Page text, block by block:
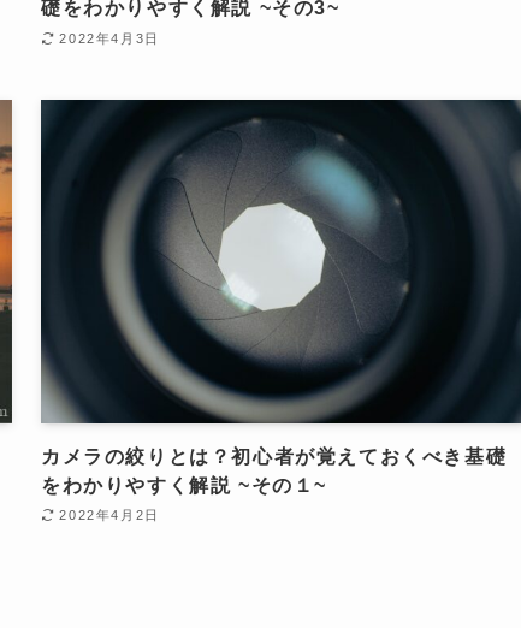
礎をわかりやすく解説 ~その3~
2022年4月3日
カメラの絞りとは？初心者が覚えておくべき基礎
をわかりやすく解説 ~その１~
2022年4月2日